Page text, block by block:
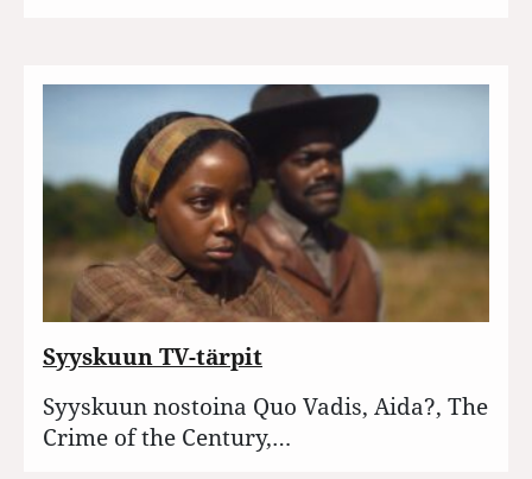
Syyskuun TV-tärpit
Syyskuun nostoina Quo Vadis, Aida?, The
Crime of the Century,…